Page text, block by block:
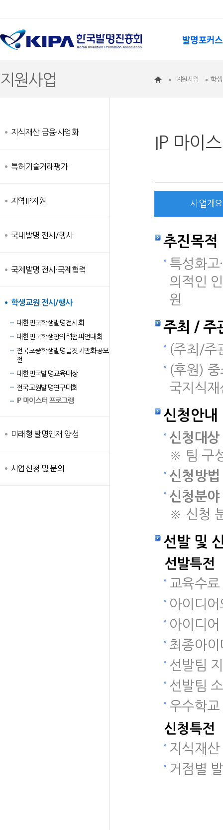
발명포커스
지원사업 지원사업 학
지식재산 금융·사업화
특허기술거래평가
지역IP지원
국내발명 전시/행사
국제발명 전시·국제협력
학생교원 전시/행사
대한민국학생발명전시회
대한민국학생창의력챔피언대회
전국초중학생발명글짓기만화공모
전
대한민국발명교육대상
전국교원발명연구대회
IP 마이스터 프로그램
미래형 발명인재 양성
사업신청 및 문의
IP 마이
사업개요
추진목적
특성화고
의적인
원
주최 / 주
(주최/주
(후원)
국지식
신청안내
신청대상
※ 팀 구
신청방법
신청분야
※ 신청
선발 및
선발특전
교육수
아이디
아이디
최종아
선발팀
선발팀
우수학
신청특전
지식재
거점별